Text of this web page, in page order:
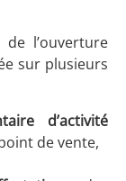
l’ouverture
sur plusieurs
d’activité
de vente,